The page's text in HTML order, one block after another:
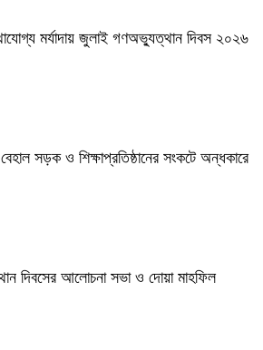
মর্যাদায় জুলাই গণঅভ্যুত্থান দিবস ২০২৬
সড়ক ও শিক্ষাপ্রতিষ্ঠানের সংকটে অন্ধকারে
দিবসের আলোচনা সভা ও দোয়া মাহফিল